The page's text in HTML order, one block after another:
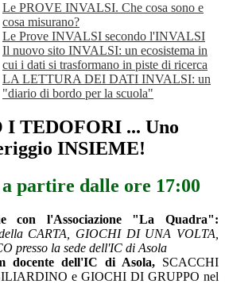
Le PROVE INVALSI. Che cosa sono e
cosa misurano?
Le Prove INVALSI secondo l'INVALSI
Il nuovo sito INVALSI: un ecosistema in
cui i dati si trasformano in piste di ricerca
LA LETTURA DEI DATI INVALSI: un
"diario di bordo per la scuola"
I TEDOFORI ... Uno
INSIEME!
partire dalle ore 17:00
con l'Associazione "La Quadra":
CARTA, GIOCHI DI UNA VOLTA,
presso la sede dell'IC di Asola
docente dell'IC di Asola, SCACCHI
e GIOCHI DI GRUPPO nel